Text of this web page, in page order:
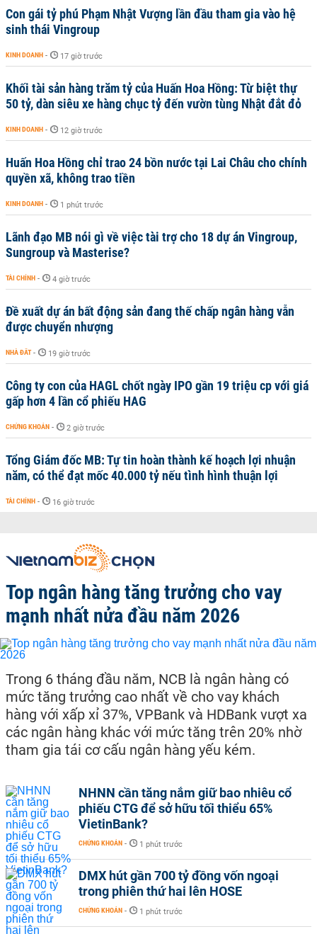
Con gái tỷ phú Phạm Nhật Vượng lần đầu tham gia vào hệ
sinh thái Vingroup
KINH DOANH - 17 giờ trước
Khối tài sản hàng trăm tỷ của Huấn Hoa Hồng: Từ biệt thự
50 tỷ, dàn siêu xe hàng chục tỷ đến vườn tùng Nhật đắt đỏ
KINH DOANH - 12 giờ trước
Huấn Hoa Hồng chỉ trao 24 bồn nước tại Lai Châu cho chính
quyền xã, không trao tiền
KINH DOANH - 1 phút trước
Lãnh đạo MB nói gì về việc tài trợ cho 18 dự án Vingroup,
Sungroup và Masterise?
TÀI CHÍNH - 4 giờ trước
Đề xuất dự án bất động sản đang thế chấp ngân hàng vẫn
được chuyển nhượng
NHÀ ĐẤT - 19 giờ trước
Công ty con của HAGL chốt ngày IPO gần 19 triệu cp với giá
gấp hơn 4 lần cổ phiếu HAG
CHỨNG KHOÁN - 2 giờ trước
Tổng Giám đốc MB: Tự tin hoàn thành kế hoạch lợi nhuận
năm, có thể đạt mốc 40.000 tỷ nếu tình hình thuận lợi
TÀI CHÍNH - 16 giờ trước
Top ngân hàng tăng trưởng cho vay
mạnh nhất nửa đầu năm 2026
Trong 6 tháng đầu năm, NCB là ngân hàng có
mức tăng trưởng cao nhất về cho vay khách
hàng với xấp xỉ 37%, VPBank và HDBank vượt xa
các ngân hàng khác với mức tăng trên 20% nhờ
tham gia tái cơ cấu ngân hàng yếu kém.
NHNN cần tăng nắm giữ bao nhiêu cổ
phiếu CTG để sở hữu tối thiểu 65%
VietinBank?
CHỨNG KHOÁN - 1 phút trước
DMX hút gần 700 tỷ đồng vốn ngoại
trong phiên thứ hai lên HOSE
CHỨNG KHOÁN - 1 phút trước